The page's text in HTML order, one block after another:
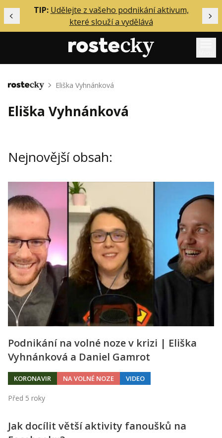
Předchozí
TIP: Udělejte z vašeho podnikání aktivum,
které slouží a vydělává
Mentoring
Solo
Inzerce
Přihlášení
Kontakt
Obchodní podmínky
Hledaná fráze Hledat
Domů Eliška Vyhnánková
Eliška Vyhnánková
Nejnovější obsah:
Podnikání na volné noze v krizi | Eliška
Vyhnánková a Daniel Gamrot
KORONAVIR NA VOLNÉ NOZE VIDEO
Před 5 roky
Jak docílit větší aktivity fanoušků na